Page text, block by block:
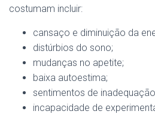
costumam incluir:
cansaço e diminuição da
distúrbios do sono;
mudanças no apetite;
baixa autoestima;
sentimentos de
incapacidade de